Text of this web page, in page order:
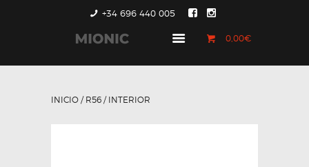
+34 696 440 005
0,00€
GENERACIÓN 1
INICIO / R56 / INTERIOR